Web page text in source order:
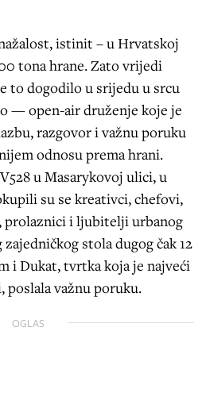
istinit – u Hrvatskoj
tona hrane. Zato vrijedi
to dogodilo u srijedu u srcu
— open-air druženje koje je
razgovor i važnu poruku
odnosu prema hrani.
u Masarykovoj ulici, u
su se kreativci, chefovi,
prolaznici i ljubitelji urbanog
stola dugog čak 12
i Dukat, tvrtka koja je najveći
poslala važnu poruku.
OGLAS